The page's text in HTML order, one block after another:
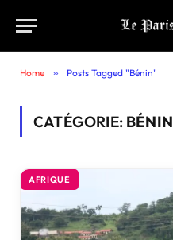
Home » Posts Tagged "Bénin"
CATÉGORIE: BÉNIN
AFRIQUE